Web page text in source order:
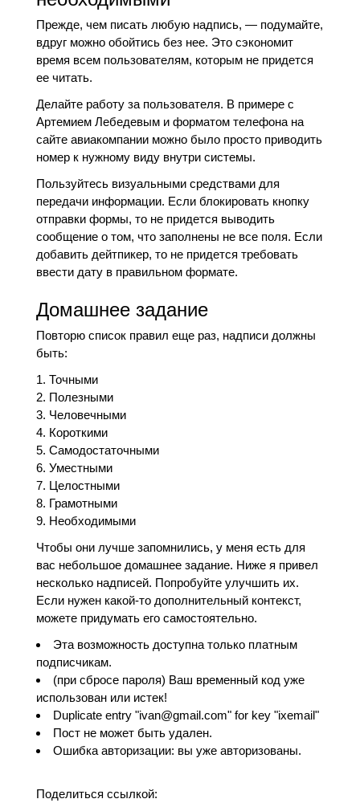
Прежде, чем писать любую надпись, — подумайте,
вдруг можно обойтись без нее. Это сэкономит
время всем пользователям, которым не придется
ее читать.
Делайте работу за пользователя. В примере с
Артемием Лебедевым и форматом телефона на
сайте авиакомпании можно было просто приводить
номер к нужному виду внутри системы.
Пользуйтесь визуальными средствами для
передачи информации. Если блокировать кнопку
отправки формы, то не придется выводить
сообщение о том, что заполнены не все поля. Если
добавить дейтпикер, то не придется требовать
ввести дату в правильном формате.
Домашнее задание
Повторю список правил еще раз, надписи должны
быть:
Точными
Полезными
Человечными
Короткими
Самодостаточными
Уместными
Целостными
Грамотными
Необходимыми
Чтобы они лучше запомнились, у меня есть для
вас небольшое домашнее задание. Ниже я привел
несколько надписей. Попробуйте улучшить их.
Если нужен какой-то дополнительный контекст,
можете придумать его самостоятельно.
Эта возможность доступна только платным
подписчикам.
(при сбросе пароля) Ваш временный код уже
использован или истек!
Duplicate entry "ivan@gmail.com" for key "ixemail"
Пост не может быть удален.
Ошибка авторизации: вы уже авторизованы.
Поделиться ссылкой: